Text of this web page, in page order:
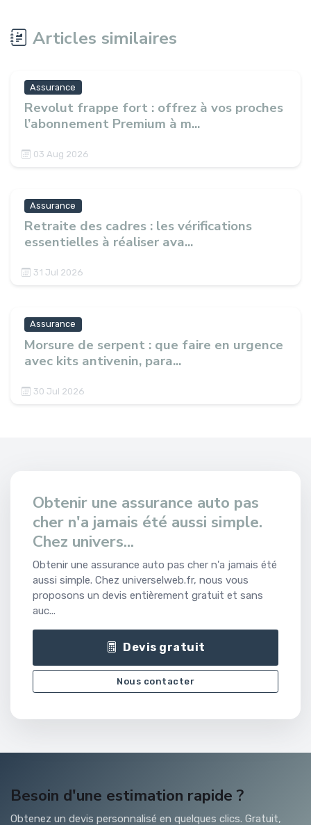
Articles similaires
Assurance
Revolut frappe fort : offrez à vos proches
l’abonnement Premium à m...
03 Aug 2026
Assurance
Retraite des cadres : les vérifications
essentielles à réaliser ava...
31 Jul 2026
Assurance
Morsure de serpent : que faire en urgence
avec kits antivenin, para...
30 Jul 2026
Obtenir une assurance auto pas
cher n'a jamais été aussi simple.
Chez univers...
Obtenir une assurance auto pas cher n'a jamais été
aussi simple. Chez universelweb.fr, nous vous
proposons un devis entièrement gratuit et sans
auc...
Devis gratuit
Nous contacter
Besoin d'une estimation rapide ?
Obtenez un devis personnalisé en quelques clics. Gratuit,